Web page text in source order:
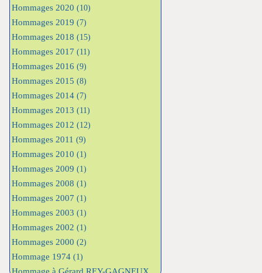
Hommages 2020 (10)
Hommages 2019 (7)
Hommages 2018 (15)
Hommages 2017 (11)
Hommages 2016 (9)
Hommages 2015 (8)
Hommages 2014 (7)
Hommages 2013 (11)
Hommages 2012 (12)
Hommages 2011 (9)
Hommages 2010 (1)
Hommages 2009 (1)
Hommages 2008 (1)
Hommages 2007 (1)
Hommages 2003 (1)
Hommages 2002 (1)
Hommages 2000 (2)
Hommage 1974 (1)